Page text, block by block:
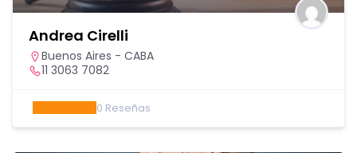
Andrea Cirelli
Buenos Aires - CABA
11 3063 7082
0 Reseñas